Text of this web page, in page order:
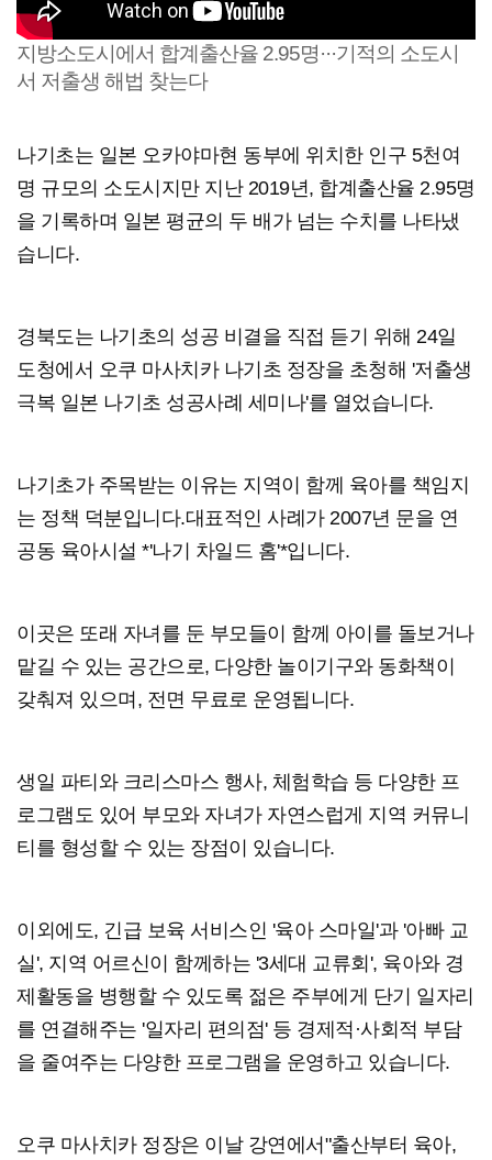
지방소도시에서 합계출산율 2.95명···기적의 소도시
서 저출생 해법 찾는다
나기초는 일본 오카야마현 동부에 위치한 인구 5천여
명 규모의 소도시지만 지난 2019년, 합계출산율 2.95명
을 기록하며 일본 평균의 두 배가 넘는 수치를 나타냈
습니다.
경북도는 나기초의 성공 비결을 직접 듣기 위해 24일
도청에서 오쿠 마사치카 나기초 정장을 초청해 '저출생
극복 일본 나기초 성공사례 세미나'를 열었습니다.
나기초가 주목받는 이유는 지역이 함께 육아를 책임지
는 정책 덕분입니다.대표적인 사례가 2007년 문을 연
공동 육아시설 *'나기 차일드 홈'*입니다.
이곳은 또래 자녀를 둔 부모들이 함께 아이를 돌보거나
맡길 수 있는 공간으로, 다양한 놀이기구와 동화책이
갖춰져 있으며, 전면 무료로 운영됩니다.
생일 파티와 크리스마스 행사, 체험학습 등 다양한 프
로그램도 있어 부모와 자녀가 자연스럽게 지역 커뮤니
티를 형성할 수 있는 장점이 있습니다.
이외에도, 긴급 보육 서비스인 '육아 스마일'과 '아빠 교
실', 지역 어르신이 함께하는 '3세대 교류회', 육아와 경
제활동을 병행할 수 있도록 젊은 주부에게 단기 일자리
를 연결해주는 '일자리 편의점' 등 경제적·사회적 부담
을 줄여주는 다양한 프로그램을 운영하고 있습니다.
오쿠 마사치카 정장은 이날 강연에서"출산부터 육아,